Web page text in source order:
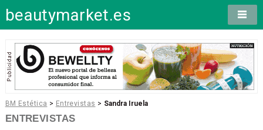
beautymarket.es
BM Estética > Entrevistas > Sandra Iruela
ENTREVISTAS